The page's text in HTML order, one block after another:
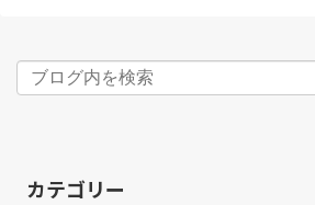
カテゴリー